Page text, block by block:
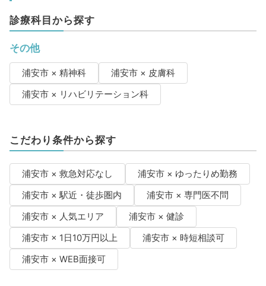
診療科目から探す
その他
浦安市 × 精神科
浦安市 × 皮膚科
浦安市 × リハビリテーション科
こだわり条件から探す
浦安市 × 救急対応なし
浦安市 × ゆったりめ勤務
浦安市 × 駅近・徒歩圏内
浦安市 × 専門医不問
浦安市 × 人気エリア
浦安市 × 健診
浦安市 × 1日10万円以上
浦安市 × 時短相談可
浦安市 × WEB面接可